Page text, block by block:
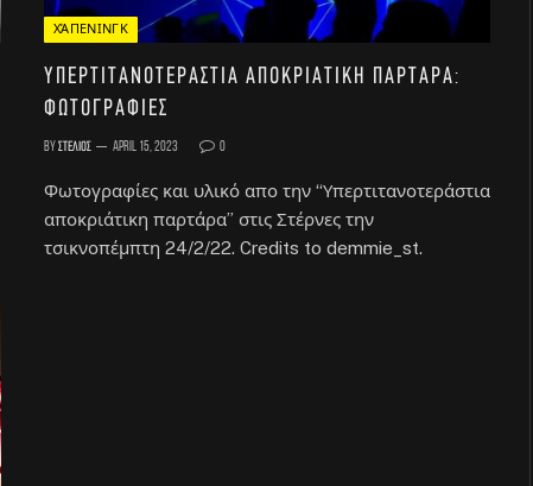
ΧΆΠΕΝΙΝΓΚ
Υπερτιτανοτεράστια αποκριάτικη παρτάρα:
Φωτογραφίες
ByΣτέλιος April 15, 2023 0
Φωτογραφίες και υλικό απο την “Υπερτιτανοτεράστια
αποκριάτικη παρτάρα” στις Στέρνες την
τσικνοπέμπτη 24/2/22. Credits to demmie_st.